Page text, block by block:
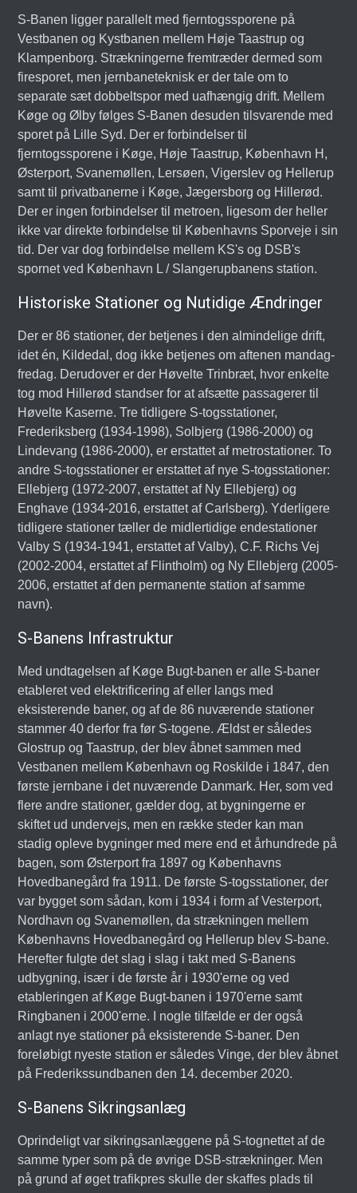
S-Banen ligger parallelt med fjerntogssporene på
Vestbanen og Kystbanen mellem Høje Taastrup og
Klampenborg. Strækningerne fremtræder dermed som
firesporet, men jernbaneteknisk er der tale om to
separate sæt dobbeltspor med uafhængig drift. Mellem
Køge og Ølby følges S-Banen desuden tilsvarende med
sporet på Lille Syd. Der er forbindelser til
fjerntogssporene i Køge, Høje Taastrup, København H,
Østerport, Svanemøllen, Lersøen, Vigerslev og Hellerup
samt til privatbanerne i Køge, Jægersborg og Hillerød.
Der er ingen forbindelser til metroen, ligesom der heller
ikke var direkte forbindelse til Københavns Sporveje i sin
tid. Der var dog forbindelse mellem KS's og DSB's
spornet ved København L / Slangerupbanens station.
Historiske Stationer og Nutidige Ændringer
Der er 86 stationer, der betjenes i den almindelige drift,
idet én, Kildedal, dog ikke betjenes om aftenen mandag-
fredag. Derudover er der Høvelte Trinbræt, hvor enkelte
tog mod Hillerød standser for at afsætte passagerer til
Høvelte Kaserne. Tre tidligere S-togsstationer,
Frederiksberg (1934-1998), Solbjerg (1986-2000) og
Lindevang (1986-2000), er erstattet af metrostationer. To
andre S-togsstationer er erstattet af nye S-togsstationer:
Ellebjerg (1972-2007, erstattet af Ny Ellebjerg) og
Enghave (1934-2016, erstattet af Carlsberg). Yderligere
tidligere stationer tæller de midlertidige endestationer
Valby S (1934-1941, erstattet af Valby), C.F. Richs Vej
(2002-2004, erstattet af Flintholm) og Ny Ellebjerg (2005-
2006, erstattet af den permanente station af samme
navn).
S-Banens Infrastruktur
Med undtagelsen af Køge Bugt-banen er alle S-baner
etableret ved elektrificering af eller langs med
eksisterende baner, og af de 86 nuværende stationer
stammer 40 derfor fra før S-togene. Ældst er således
Glostrup og Taastrup, der blev åbnet sammen med
Vestbanen mellem København og Roskilde i 1847, den
første jernbane i det nuværende Danmark. Her, som ved
flere andre stationer, gælder dog, at bygningerne er
skiftet ud undervejs, men en række steder kan man
stadig opleve bygninger med mere end et århundrede på
bagen, som Østerport fra 1897 og Københavns
Hovedbanegård fra 1911. De første S-togsstationer, der
var bygget som sådan, kom i 1934 i form af Vesterport,
Nordhavn og Svanemøllen, da strækningen mellem
Københavns Hovedbanegård og Hellerup blev S-bane.
Herefter fulgte det slag i slag i takt med S-Banens
udbygning, især i de første år i 1930'erne og ved
etableringen af Køge Bugt-banen i 1970'erne samt
Ringbanen i 2000'erne. I nogle tilfælde er der også
anlagt nye stationer på eksisterende S-baner. Den
foreløbigt nyeste station er således Vinge, der blev åbnet
på Frederikssundbanen den 14. december 2020.
S-Banens Sikringsanlæg
Oprindeligt var sikringsanlæggene på S-tognettet af de
samme typer som på de øvrige DSB-strækninger. Men
på grund af øget trafikpres skulle der skaffes plads til